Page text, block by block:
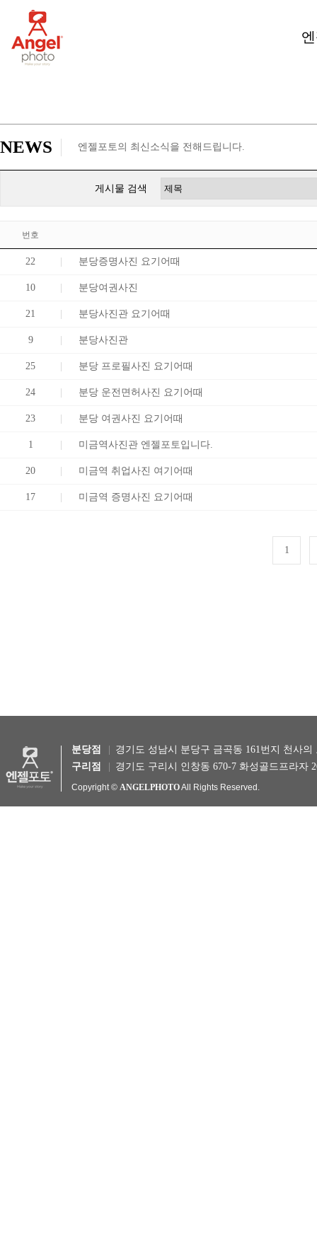
NEWS 엔젤포토의 최신소식을 전해드립니다.
게시물 검색
번호
22 분당증명사진 요기어때
10 분당여권사진
21 분당사진관 요기어때
9 분당사진관
25 분당 프로필사진 요기어때
24 분당 운전면허사진 요기어때
23 분당 여권사진 요기어때
1 미금역사진관 엔젤포토입니다.
20 미금역 취업사진 여기어때
17 미금역 증명사진 요기어때
1
분당점
경기도 성남시 분당구 금곡동 161번지 천사의
구리점
경기도 구리시 인창동 670-7 화성골드프라자
Copyright © ANGELPHOTOAll Rights Reserved.